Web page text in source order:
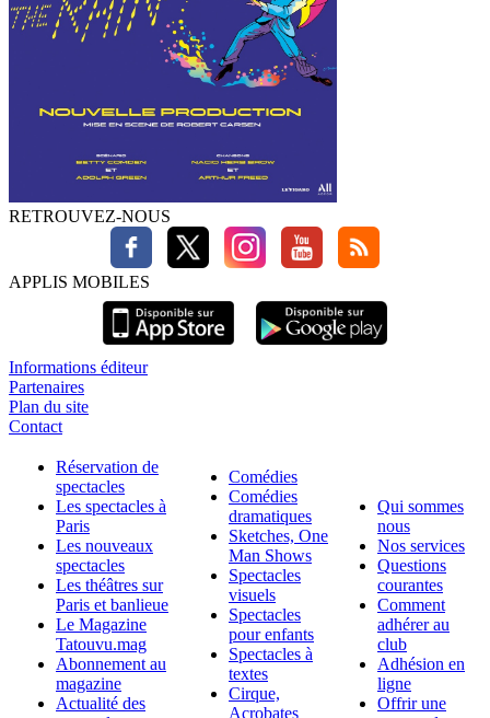
RETROUVEZ-NOUS
APPLIS MOBILES
Informations éditeur
Partenaires
Plan du site
Contact
Réservation de
spectacles
Les spectacles à
Paris
Les nouveaux
spectacles
Les théâtres sur
Paris et banlieue
Le Magazine
Tatouvu.mag
Abonnement au
magazine
Actualité des
Comédies
Comédies
dramatiques
Sketches, One
Man Shows
Spectacles
visuels
Spectacles
pour enfants
Spectacles à
textes
Cirque,
Acrobates
Qui sommes
nous
Nos services
Questions
courantes
Comment
adhérer au
club
Adhésion en
ligne
Offrir une